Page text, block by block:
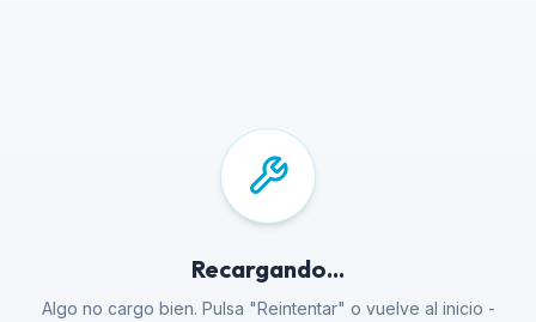
Recargando...
Algo no cargo bien. Pulsa "Reintentar" o vuelve al inicio -